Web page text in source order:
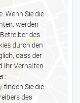
Wenn Sie die
werden
des
durch den
dass der
Ihr Verhalten
finden Sie die
des